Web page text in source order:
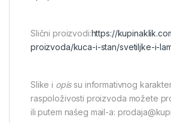
Slični proizvodi:https://
proizvoda/kuca-i-stan/svetiljke-i-
Slike i opissu informativnog
raspoloživosti proizvoda možete
ili putem našeg mail-a: